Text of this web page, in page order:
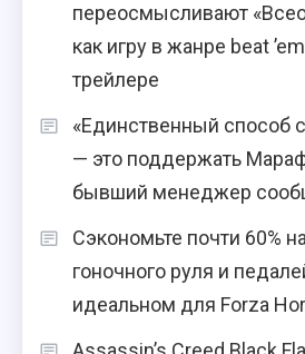
переосмысливают
как игру в жанре beat
трейлере
«Единственный способ
— это поддержать
бывший менеджер
Сэкономьте почти 60%
гоночного руля и
идеальном для Forza